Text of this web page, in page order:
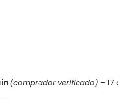
(comprador verificado) – 17